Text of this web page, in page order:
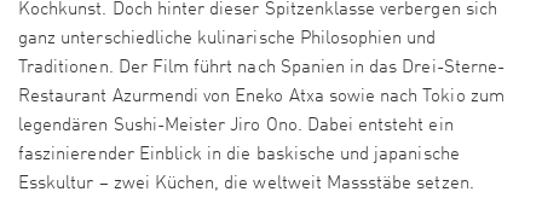
Kochkunst. Doch hinter dieser Spitzenklasse verbergen sich
ganz unterschiedliche kulinarische Philosophien und
Traditionen. Der Film führt nach Spanien in das Drei-Sterne-
Restaurant Azurmendi von Eneko Atxa sowie nach Tokio zum
legendären Sushi-Meister Jiro Ono. Dabei entsteht ein
faszinierender Einblick in die baskische und japanische
Esskultur – zwei Küchen, die weltweit Massstäbe setzen.